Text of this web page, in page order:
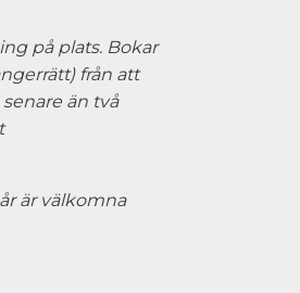
på plats. Bokar
från att
än två
är välkomna